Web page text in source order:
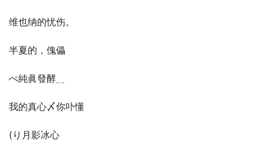
维也纳的忧伤。
半夏的，傀儡
ぺ純眞發酵﹎
我的真心〆你卟懂
(り月影冰心